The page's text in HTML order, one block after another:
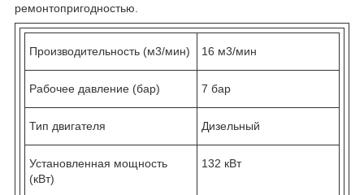
ремонтопригодностью.
Производительность (м3/мин) 16 м3/мин
Рабочее давление (бар) 7 бар
Тип двигателя Дизельный
Установленная мощность
(кВт)
132 кВт